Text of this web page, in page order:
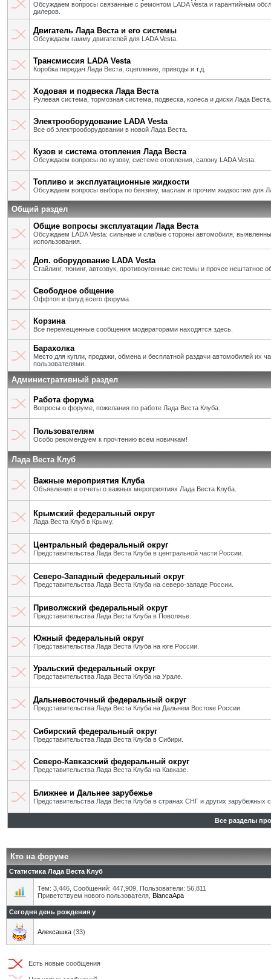
Обсуждаем вопросы связанные с ремонтом LADA Vesta и гарантийным
дилеров.
Двигатель Лада Веста и его системы
Обсуждаем гамму двигателей для LADA Vesta.
Трансмиссия LADA Vesta
Коробка передач Лада Веста, сцепление, приводы и т.д.
Ходовая и подвеска Лада Веста
Рулевая система, тормозная система, подвеска, колеса и диски Лада Веста.
Электрооборудование LADA Vesta
Все об электрооборудовании в новой Лада Веста.
Кузов и система отопления Лада Веста
Обсуждаем вопросы по кузову, системе отопления, салону LADA Vesta.
Топливо и эксплуатационные жидкости
Обсуждаем вопросы выбора по бензину, маслам и прочим жидкостям для
Общий раздел
Общие вопросы эксплуатации Лада Веста
Обсуждаем LADA Vesta: сильные и слабые стороны автомобиля,
использования.
Доп. оборудование LADA Vesta
Стайлинг, тюнинг, автозвук, противоугонные системы и прочее нештатное
Свободное общение
Оффтоп и флуд всего форума.
Корзина
Все перемещенные сообщения модераторами находятся здесь.
Барахолка
Место для купли, продажи, обмена и бесплатной раздачи автомобилей их
пользователями.
Административный раздел
Работа форума
Вопросы о форуме, пожелания по работе Лада Веста Клуба.
Пользователям
Особо рекомендуем к прочтению всем новичкам!
Лада Веста Клуб
Важные мероприятия Клуба
Объявления и отчеты о важных мероприятиях Лада Веста Клуба.
Крымский федеральный округ
Лада Веста Клуб в Крыму.
Центральный федеральный округ
Представительства Лада Веста Клуба в центральной части России.
Северо-Западный федеральный округ
Представительства Лада Веста Клуба на северо-западе России.
Приволжский федеральный округ
Представительства Лада Веста Клуба в Поволжье.
Южный федеральный округ
Представительства Лада Веста Клуба на юге России.
Уральский федеральный округ
Представительства Лада Веста Клуба на Урале.
Дальневосточный федеральный округ
Представительства Лада Веста Клуба на Дальнем Востоке России.
Сибирский федеральный округ
Представительства Лада Веста Клуба в Сибири.
Северо-Кавказский федеральный округ
Представительства Лада Веста Клуба на Кавказе.
Ближнее и Дальнее зарубежье
Представительства Лада Веста Клуба в странах СНГ и других зарубежных
Все разделы
Кто на форуме
Статистика Лада Веста Клуб
Тем: 3,446, Сообщений: 447,909, Пользователи: 56,811
Приветствуем нового пользователя, BlancaApa
Сегодня день рождения у
Алексашка (33)
Есть новые сообщения